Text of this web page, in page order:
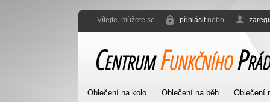
Vítejte, můžete se přihlásitnebo
Oblečení na kolo Oblečení na běh Oblečení